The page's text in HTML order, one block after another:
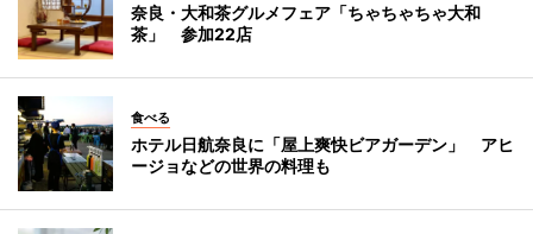
奈良・大和茶グルメフェア「ちゃちゃちゃ大和
茶」 参加22店
食べる
ホテル日航奈良に「屋上爽快ビアガーデン」 アヒ
ージョなどの世界の料理も